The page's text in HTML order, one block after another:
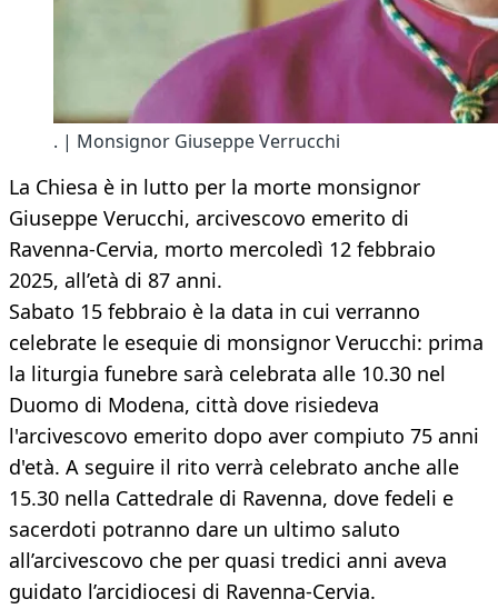
. | Monsignor Giuseppe Verrucchi
La Chiesa è in lutto per la morte monsignor
Giuseppe Verucchi, arcivescovo emerito di
Ravenna-Cervia, morto mercoledì 12 febbraio
2025, all’età di 87 anni.
Sabato 15 febbraio è la data in cui verranno
celebrate le esequie di monsignor Verucchi: prima
la liturgia funebre sarà celebrata alle 10.30 nel
Duomo di Modena, città dove risiedeva
l'arcivescovo emerito dopo aver compiuto 75 anni
d'età. A seguire il rito verrà celebrato anche alle
15.30 nella Cattedrale di Ravenna, dove fedeli e
sacerdoti potranno dare un ultimo saluto
all’arcivescovo che per quasi tredici anni aveva
guidato l’arcidiocesi di Ravenna-Cervia.